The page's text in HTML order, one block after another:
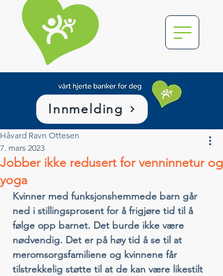
Innmelding
Jobber ikke redusert for venninnetur og
yoga
Håvard Ravn Ottesen
7. mars 2023
Kvinner med funksjonshemmede barn går
ned i stillingsprosent for å frigjøre tid til å
følge opp barnet. Det burde ikke være
nødvendig. Det er på høy tid å se til at
meromsorgsfamiliene og kvinnene får
tilstrekkelig støtte til at de kan være likestilt